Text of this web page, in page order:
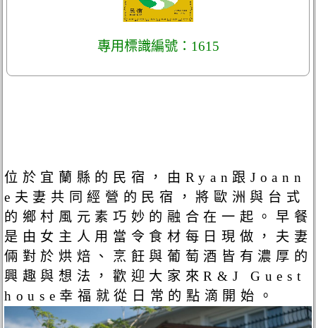
專用標識編號：1615
位於宜蘭縣的民宿，由Ryan跟Joann
e夫妻共同經營的民宿，將歐洲與台式
的鄉村風元素巧妙的融合在一起。早餐
是由女主人用當令食材每日現做，夫妻
倆對於烘焙、烹飪與葡萄酒皆有濃厚的
興趣與想法，歡迎大家來R&J Guest
house幸福就從日常的點滴開始。